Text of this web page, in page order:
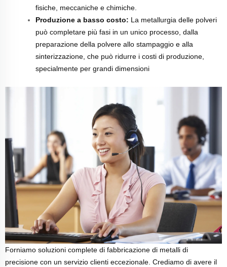
fisiche, meccaniche e chimiche.
Produzione a basso costo: La metallurgia delle polveri
può completare più fasi in un unico processo, dalla
preparazione della polvere allo stampaggio e alla
sinterizzazione, che può ridurre i costi di produzione,
specialmente per grandi dimensioni
Forniamo soluzioni complete di fabbricazione di metalli di
precisione con un servizio clienti eccezionale. Crediamo di avere il